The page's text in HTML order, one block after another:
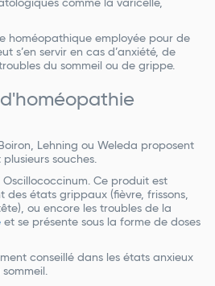
comme la varicelle,
homéopathique employée pour de
s’en servir en cas d’anxiété, de
du sommeil ou de grippe.
Lehning ou Weleda proposent
souches.
Ce produit est
des états grippaux (fièvre, frissons,
ou encore les troubles de la
et se présente sous la forme de doses
conseillé dans les états anxieux